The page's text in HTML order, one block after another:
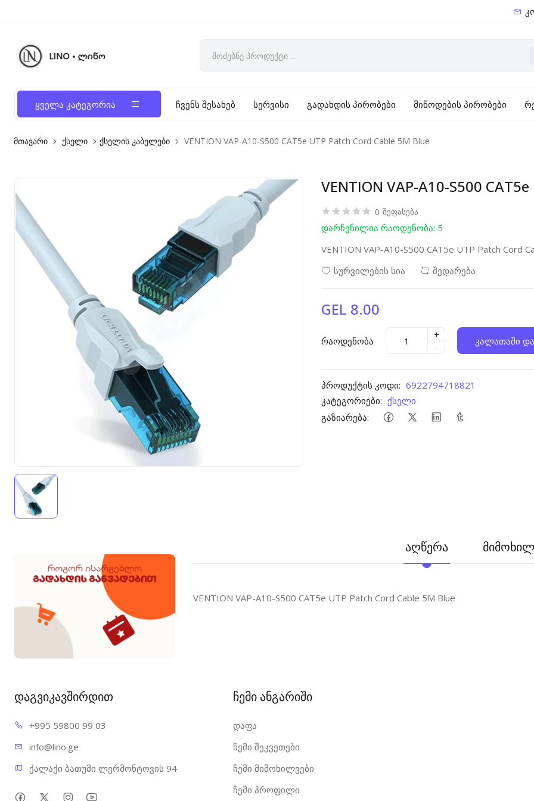
ყველა კატეგორია ჩვენს შესახებ სერვისი გადახდის პირობები მიწოდების პირობები
მთავარი ქსელი ქსელის კაბელები VENTION VAP-A10-S500 CAT5e UTP Patch Cord Cable 5M Blue
VENTION VAP-A10-S500
0 შეფასება
დარჩენილია რაოდენობა: 5
VENTION VAP-A10-S500 CAT5e UTP Patch Cord
სურვილების სია
შედარება
GEL 8.00
რაოდენობა
+
-
კალათაში
პროდუქტის კოდი: 6922794718821
კატეგორიები: ქსელი
გაზიარება:
აღწერა
VENTION VAP-A10-S500 CAT5e UTP Patch Cord Cable 5M Blue
დაგვიკავშირდით
+995 59800 99 03
info@lino.ge
ქალაქი ბათუმი ლერმონტოვის 94
ჩემი ანგარიში
დაფა
ჩემი შეკვეთები
ჩემი მიმოხილვები
ჩემი პროფილი